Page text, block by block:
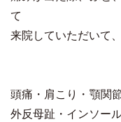
て
来院していただいて
頭痛・肩こり・顎関
外反母趾・インソー